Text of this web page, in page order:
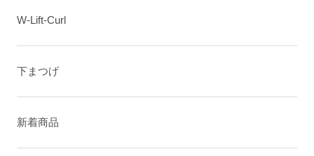
W-Lift-Curl
下まつげ
新着商品